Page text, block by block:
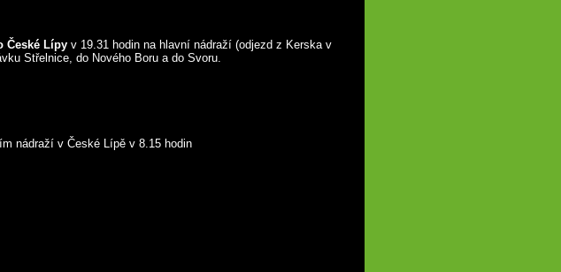
České Lípy v 19.31 hodin na hlavní nádraží (odjezd z Kerska v
Střelnice, do Nového Boru a do Svoru.
nádraží v České Lípě v 8.15 hodin